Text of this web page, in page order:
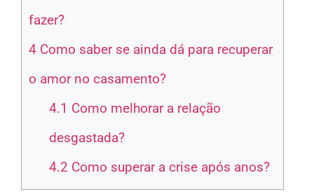
fazer?
4 Como saber se ainda dá para recuperar
o amor no casamento?
4.1 Como melhorar a relação
desgastada?
4.2 Como superar a crise após anos?